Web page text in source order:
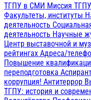
ТГПУ в СМИ Миссия ТГПУ
Факультеты, институты
деятельность
деятельность Научные
Центр выставочной и
рейтингах Адреса/
Повышение
переподготовка
коррупция! Антитеррор
ТГПУ: история и